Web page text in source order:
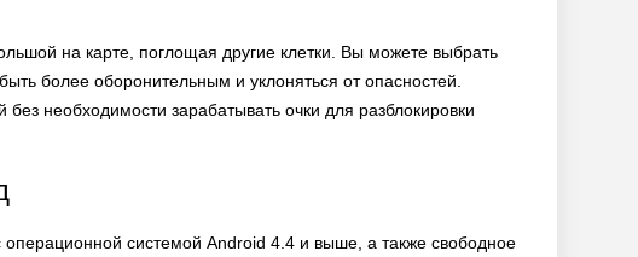
на карте, поглощая другие клетки. Вы можете выбрать
более оборонительным и уклоняться от опасностей.
необходимости зарабатывать очки для разблокировки
операционной системой Android 4.4 и выше, а также свободное